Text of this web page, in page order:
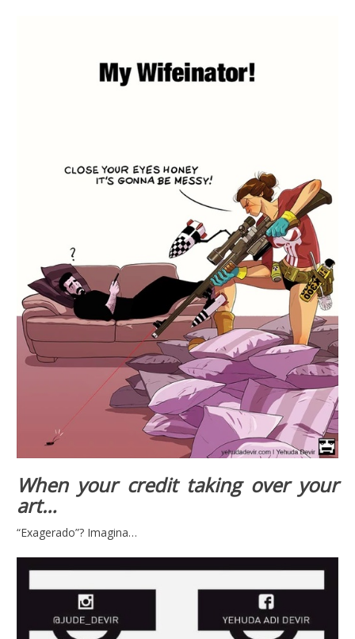
When your credit taking over your
art…
“Exagerado”? Imagina…